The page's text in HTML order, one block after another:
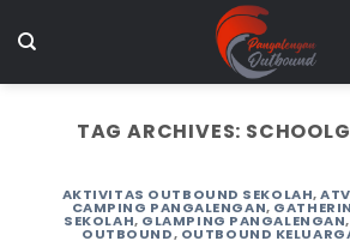
to
TAG ARCHIVES:
AKTIVITAS OUTBOUND SEKOLAH,
CAMPING PANGALENGAN,
SEKOLAH, GLAMPING PANGALENGAN,
OUTBOUND, OUTBOUND